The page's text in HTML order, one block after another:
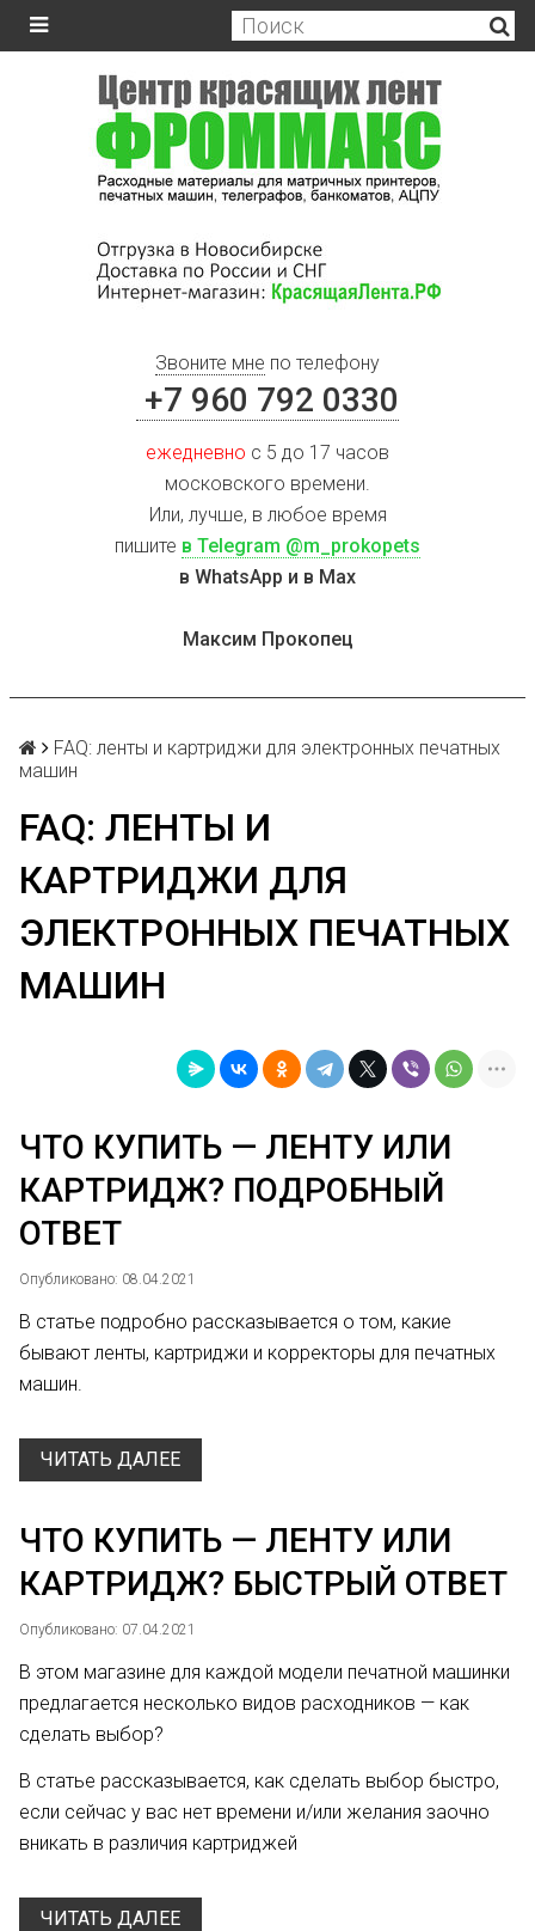
Звоните мне по телефону
+7 960 792 0330
ежедневно с 5 до 17 часов
московского времени.
Или, лучше, в любое время
пишите в Telegram @m_prokopets
в WhatsApp и в Max
Максим Прокопец
FAQ: ленты и картриджи для электронных печатных
машин
FAQ: ЛЕНТЫ И
КАРТРИДЖИ ДЛЯ
ЭЛЕКТРОННЫХ ПЕЧАТНЫХ
МАШИН
ЧТО КУПИТЬ — ЛЕНТУ ИЛИ
КАРТРИДЖ? ПОДРОБНЫЙ
ОТВЕТ
Опубликовано: 08.04.2021
В статье подробно рассказывается о том, какие
бывают ленты, картриджи и корректоры для печатных
машин.
ЧИТАТЬ ДАЛЕЕ
ЧТО КУПИТЬ — ЛЕНТУ ИЛИ
КАРТРИДЖ? БЫСТРЫЙ ОТВЕТ
Опубликовано: 07.04.2021
В этом магазине для каждой модели печатной машинки
предлагается несколько видов расходников — как
сделать выбор?
В статье рассказывается, как сделать выбор быстро,
если сейчас у вас нет времени и/или желания заочно
вникать в различия картриджей
ЧИТАТЬ ДАЛЕЕ